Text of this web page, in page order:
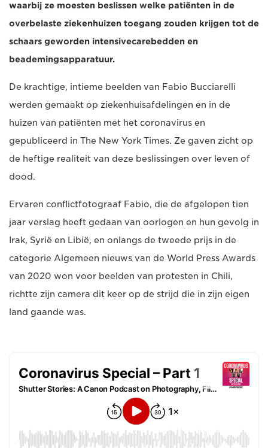
waarbij ze moesten beslissen welke patiënten in de
overbelaste ziekenhuizen toegang zouden krijgen tot de
schaars geworden intensivecarebedden en
beademingsapparatuur.
De krachtige, intieme beelden van Fabio Bucciarelli
werden gemaakt op ziekenhuisafdelingen en in de
huizen van patiënten met het coronavirus en
gepubliceerd in The New York Times. Ze gaven zicht op
de heftige realiteit van deze beslissingen over leven of
dood.
Ervaren conflictfotograaf Fabio, die de afgelopen tien
jaar verslag heeft gedaan van oorlogen en hun gevolg in
Irak, Syrië en Libië, en onlangs de tweede prijs in de
categorie Algemeen nieuws van de World Press Awards
van 2020 won voor beelden van protesten in Chili,
richtte zijn camera dit keer op de strijd die in zijn eigen
land gaande was.